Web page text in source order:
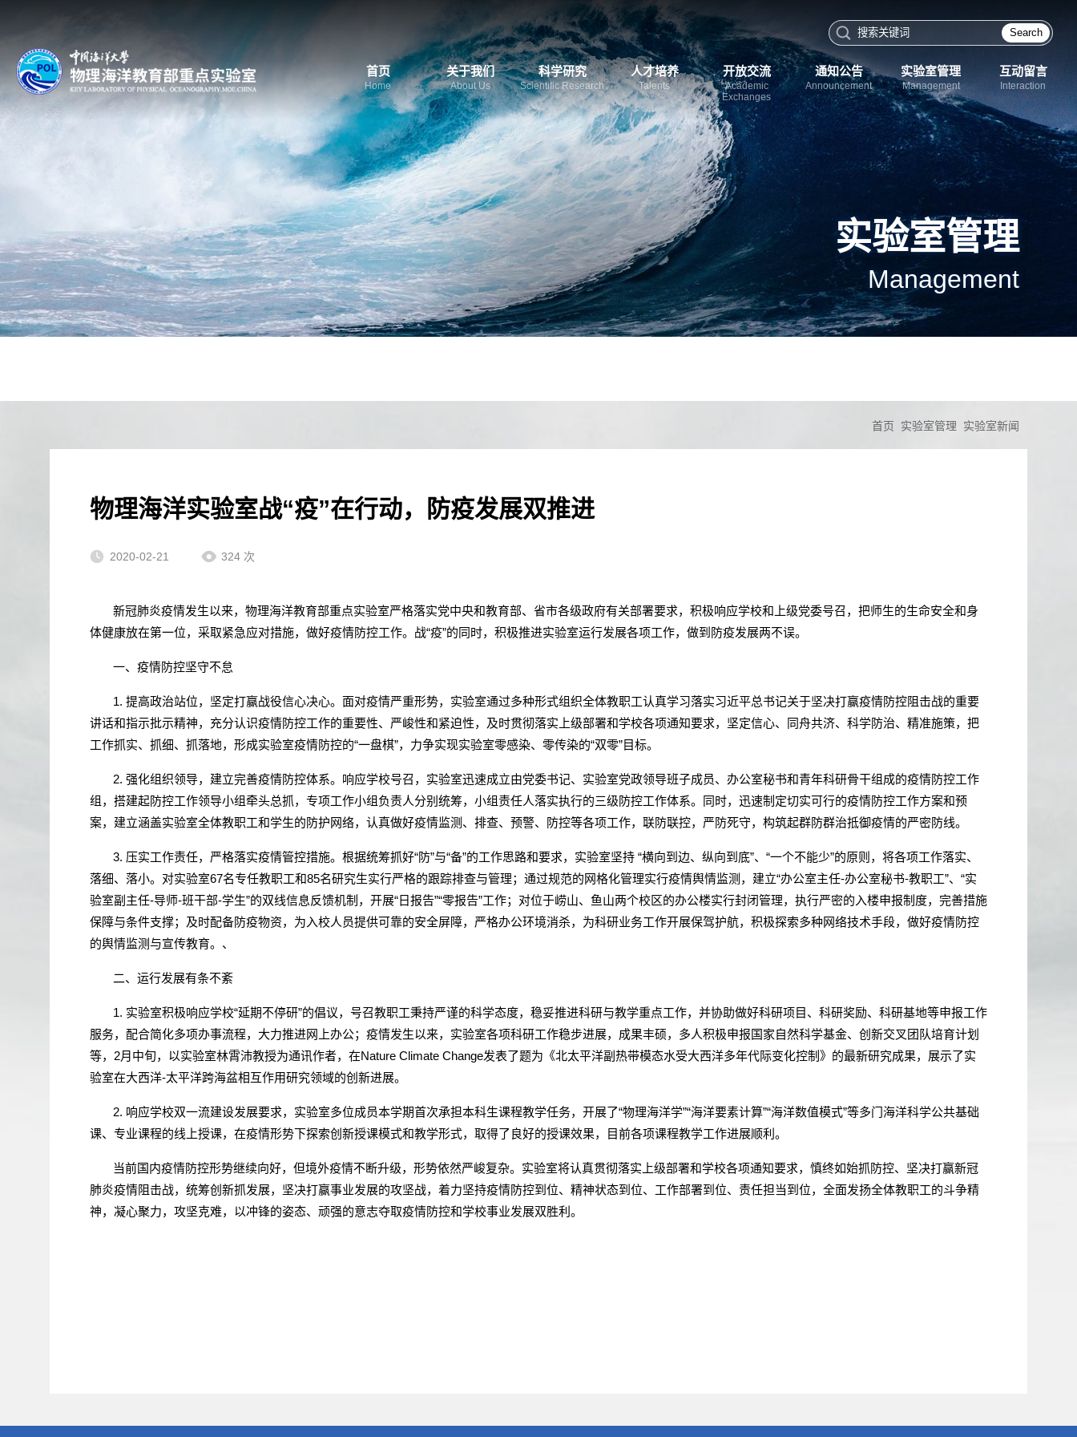
首页
Home
关于我们
About Us
科学研究
Scientific Research
人才培养
Talents
开放交流
Academic
Exchanges
通知公告
Announcement
实验室管理
Management
互动留言
Interaction
Search
实验室管理
Management
首页 实验室管理 实验室新闻
物理海洋实验室战“疫”在行动，防疫发展双推进
2020-02-21 324 次
新冠肺炎疫情发生以来，物理海洋教育部重点实验室严格落实党中央和教育部、省市各级政府有关部署要求，积极响应学校和上级党委号召，把师生的生命安全和身
体健康放在第一位，采取紧急应对措施，做好疫情防控工作。战“疫”的同时，积极推进实验室运行发展各项工作，做到防疫发展两不误。
一、疫情防控坚守不怠
1. 提高政治站位，坚定打赢战役信心决心。面对疫情严重形势，实验室通过多种形式组织全体教职工认真学习落实习近平总书记关于坚决打赢疫情防控阻击战的重要
讲话和指示批示精神，充分认识疫情防控工作的重要性、严峻性和紧迫性，及时贯彻落实上级部署和学校各项通知要求，坚定信心、同舟共济、科学防治、精准施策，把
工作抓实、抓细、抓落地，形成实验室疫情防控的“一盘棋”，力争实现实验室零感染、零传染的“双零”目标。
2. 强化组织领导，建立完善疫情防控体系。响应学校号召，实验室迅速成立由党委书记、实验室党政领导班子成员、办公室秘书和青年科研骨干组成的疫情防控工作
组，搭建起防控工作领导小组牵头总抓，专项工作小组负责人分别统筹，小组责任人落实执行的三级防控工作体系。同时，迅速制定切实可行的疫情防控工作方案和预
案，建立涵盖实验室全体教职工和学生的防护网络，认真做好疫情监测、排查、预警、防控等各项工作，联防联控，严防死守，构筑起群防群治抵御疫情的严密防线。
3. 压实工作责任，严格落实疫情管控措施。根据统筹抓好“防”与“备”的工作思路和要求，实验室坚持 “横向到边、纵向到底”、“一个不能少”的原则，将各项工作落实、
落细、落小。对实验室67名专任教职工和85名研究生实行严格的跟踪排查与管理；通过规范的网格化管理实行疫情舆情监测，建立“办公室主任-办公室秘书-教职工”、 “实
验室副主任-导师-班干部-学生”的双线信息反馈机制，开展“日报告”“零报告”工作；对位于崂山、鱼山两个校区的办公楼实行封闭管理，执行严密的入楼申报制度，完善措施
保障与条件支撑；及时配备防疫物资，为入校人员提供可靠的安全屏障，严格办公环境消杀，为科研业务工作开展保驾护航，积极探索多种网络技术手段，做好疫情防控
的舆情监测与宣传教育。、
二、运行发展有条不紊
1. 实验室积极响应学校“延期不停研”的倡议，号召教职工秉持严谨的科学态度，稳妥推进科研与教学重点工作，并协助做好科研项目、科研奖励、科研基地等申报工作
服务，配合简化多项办事流程，大力推进网上办公；疫情发生以来，实验室各项科研工作稳步进展，成果丰硕，多人积极申报国家自然科学基金、创新交叉团队培育计划
等， 2月中旬，以实验室林霄沛教授为通讯作者，在Nature Climate Change发表了题为《北太平洋副热带模态水受大西洋多年代际变化控制》的最新研究成果，展示了实
验室在大西洋-太平洋跨海盆相互作用研究领域的创新进展。
2. 响应学校双一流建设发展要求，实验室多位成员本学期首次承担本科生课程教学任务，开展了“物理海洋学”“海洋要素计算”“海洋数值模式”等多门海洋科学公共基础
课、专业课程的线上授课，在疫情形势下探索创新授课模式和教学形式，取得了良好的授课效果，目前各项课程教学工作进展顺利。
当前国内疫情防控形势继续向好，但境外疫情不断升级，形势依然严峻复杂。实验室将认真贯彻落实上级部署和学校各项通知要求，慎终如始抓防控、坚决打赢新冠
肺炎疫情阻击战，统筹创新抓发展，坚决打赢事业发展的攻坚战，着力坚持疫情防控到位、精神状态到位、工作部署到位、责任担当到位，全面发扬全体教职工的斗争精
神，凝心聚力，攻坚克难，以冲锋的姿态、顽强的意志夺取疫情防控和学校事业发展双胜利。